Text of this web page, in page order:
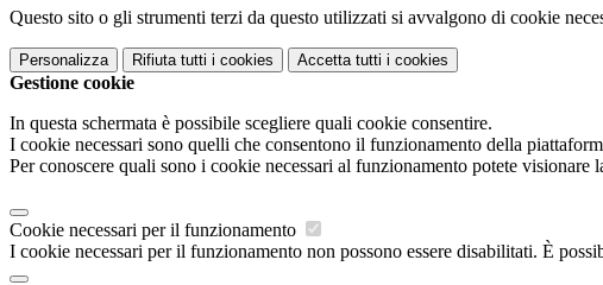
Questo sito o gli strumenti terzi da questo utilizzati si avvalgono di cookie
Personalizza Rifiuta tutti i cookies Accetta tutti i cookies
Gestione cookie
In questa schermata è possibile scegliere quali cookie consentire.
I cookie necessari sono quelli che consentono il funzionamento della
Per conoscere quali sono i cookie necessari al funzionamento potete visionare
Cookie necessari per il funzionamento
I cookie necessari per il funzionamento non possono essere disabilitati. È